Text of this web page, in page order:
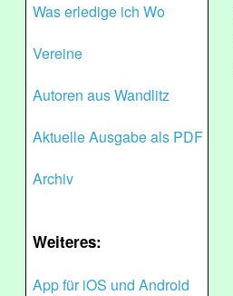
Was erledige ich Wo
Vereine
Autoren aus Wandlitz
Aktuelle Ausgabe als PDF
Archiv
Weiteres:
App für iOS und Android